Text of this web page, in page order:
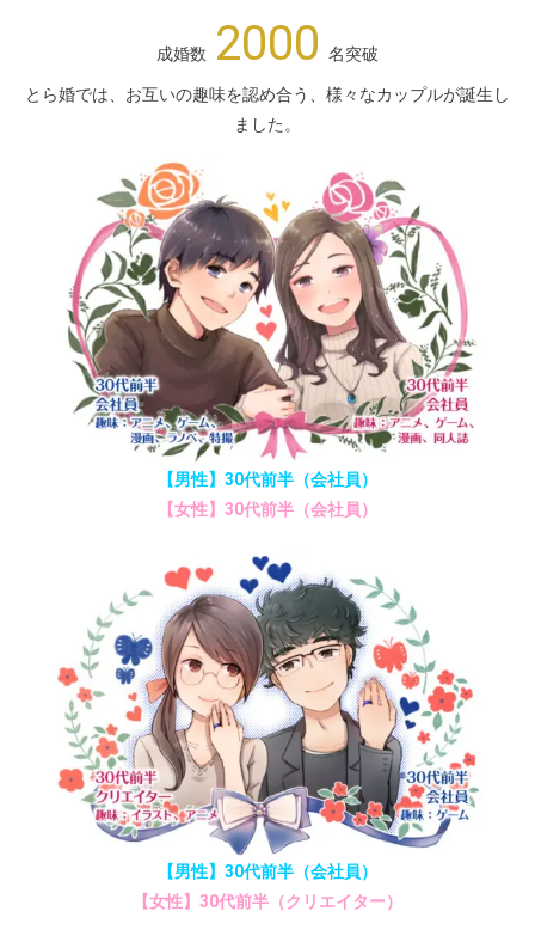
成婚数 2000 名突破
とら婚では、お互いの趣味を認め合う、様々なカップルが誕生し
ました。
【男性】30代前半（会社員）
【女性】30代前半（会社員）
【男性】30代前半（会社員）
【女性】30代前半（クリエイター）